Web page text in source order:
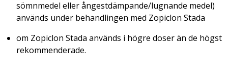
sömnmedel eller ångestdämpande/lugnande medel)
används under behandlingen med Zopiclon Stada
om Zopiclon Stada används i högre doser än de högst
rekommenderade.